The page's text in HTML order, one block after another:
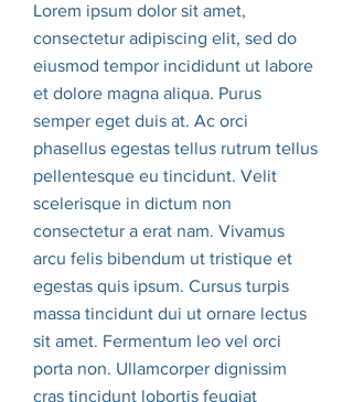
Lorem ipsum dolor sit amet,
consectetur adipiscing elit, sed do
eiusmod tempor incididunt ut labore
et dolore magna aliqua. Purus
semper eget duis at. Ac orci
phasellus egestas tellus rutrum tellus
pellentesque eu tincidunt. Velit
scelerisque in dictum non
consectetur a erat nam. Vivamus
arcu felis bibendum ut tristique et
egestas quis ipsum. Cursus turpis
massa tincidunt dui ut ornare lectus
sit amet. Fermentum leo vel orci
porta non. Ullamcorper dignissim
cras tincidunt lobortis feugiat